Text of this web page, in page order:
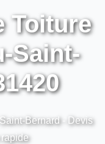
Toiture
Saint-
Bernard - Devis